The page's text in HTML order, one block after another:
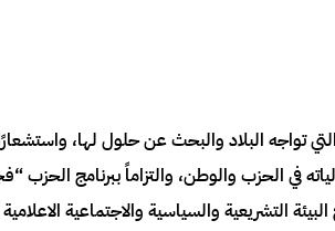
تواجه البلاد والبحث عن حلول لها،
في الحزب والوطن، والتزاماً ببرنامج
التشريعية والسياسية والاجتماعية